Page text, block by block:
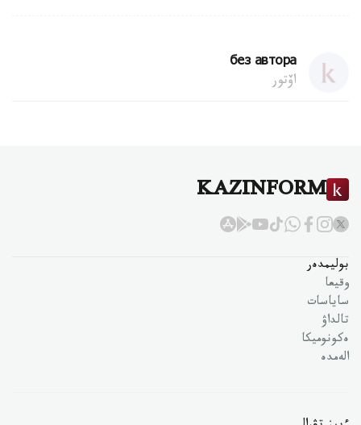
без автора
اۆتور
KAZINFORM
بوليمدەر
وقيعا
ساياسات
تالداۋ
ەكونوميكا
الەمدە